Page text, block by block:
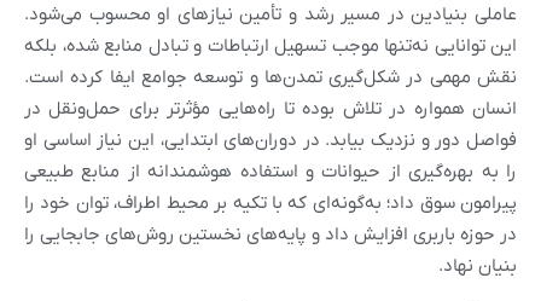
عاملی بنیادین در مسیر رشد و تأمین نیازهای او محسوب می‌شود.
این توانایی نه‌تنها موجب تسهیل ارتباطات و تبادل منابع شده، بلکه
نقش مهمی در شکل‌گیری تمدن‌ها و توسعه جوامع ایفا کرده است.
انسان همواره در تلاش بوده تا راه‌هایی مؤثرتر برای حمل‌ونقل در
فواصل دور و نزدیک بیابد. در دوران‌های ابتدایی، این نیاز اساسی او
را به بهره‌گیری از حیوانات و استفاده هوشمندانه از منابع طبیعی
پیرامون سوق داد؛ به‌گونه‌ای که با تکیه بر محیط اطراف، توان خود را
در حوزه باربری افزایش داد و پایه‌های نخستین روش‌های جابجایی را
بنیان نهاد.